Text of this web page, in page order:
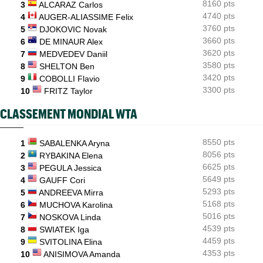
12:20
ATP - Montréal
Bourreau de Humbert, Daniel Merida aime croquer du
Français...
3
ALCARAZ Carlos
8160 pts
4
AUGER-ALIASSIME Felix
4740 pts
5
DJOKOVIC Novak
3760 pts
6
DE MINAUR Alex
3660 pts
7
MEDVEDEV Daniil
3620 pts
8
SHELTON Ben
3580 pts
9
COBOLLI Flavio
3420 pts
10
FRITZ Taylor 3300 pts
CLASSEMENT MONDIAL WTA
1 SABALENKA Aryna
8550 pts
2
RYBAKINA Elena
8056 pts
3
PEGULA Jessica
6625 pts
4
GAUFF Cori
5649 pts
5
ANDREEVA Mirra
5293 pts
6
MUCHOVA Karolina
5168 pts
7
NOSKOVA Linda
5016 pts
8
SWIATEK Iga
4539 pts
9
SVITOLINA Elina
4459 pts
10
ANISIMOVA Amanda 4353 pts